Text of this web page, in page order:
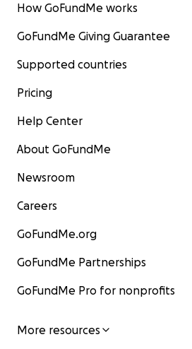
How GoFundMe works
GoFundMe Giving Guarantee
Supported countries
Pricing
Help Center
About GoFundMe
Newsroom
Careers
GoFundMe.org
GoFundMe Partnerships
GoFundMe Pro for nonprofits
More resources